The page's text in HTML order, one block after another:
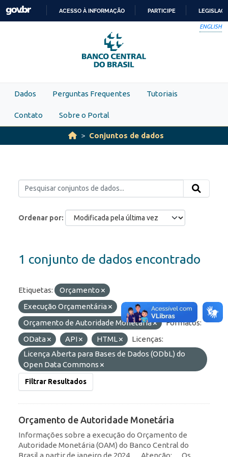
Skip to main content
PARA
O
CONTEÚDO
ACESSO À INFORMAÇÃO PARTICIPE
ENGLISH
Dados Perguntas Frequentes Tutoriais
Contato Sobre o Portal
Conjuntos de dados
Ordenar por
1 conjunto de dados encontrado
Etiquetas:
Orçamento
Execução Orçamentária
Orçamento de Autoridade Monetária
Formatos:
OData
API HTML
Licenças:
Licença Aberta para Bases de Dados (ODbL) do
Open Data Commons
Filtrar Resultados
Orçamento de Autoridade Monetária
Informações sobre a execução do Orçamento de
Autoridade Monetária (OAM) do Banco Central do